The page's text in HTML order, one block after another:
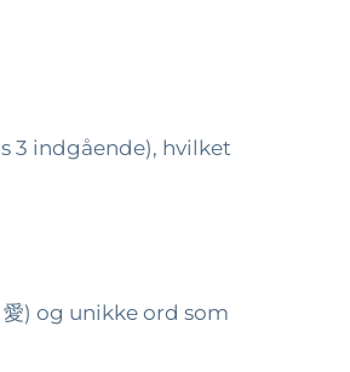
3 indgående), hvilket
) og unikke ord som